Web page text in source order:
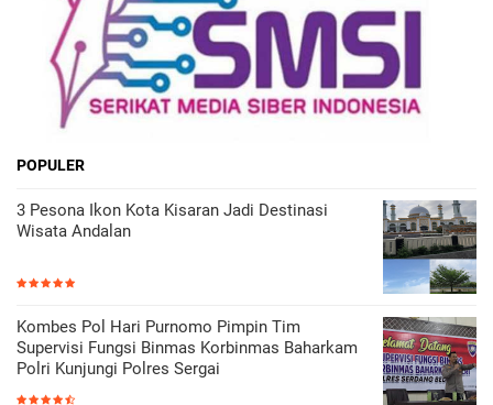
POPULER
3 Pesona Ikon Kota Kisaran Jadi Destinasi
Wisata Andalan
Kombes Pol Hari Purnomo Pimpin Tim
Supervisi Fungsi Binmas Korbinmas Baharkam
Polri Kunjungi Polres Sergai